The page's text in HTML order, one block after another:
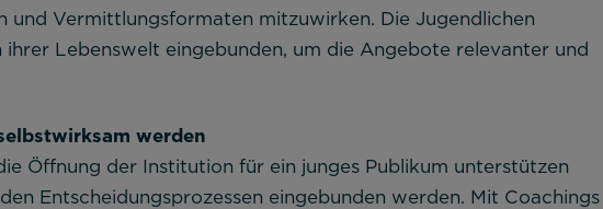
und Vermittlungsformaten mitzuwirken. Die Jugendlichen
ihrer Lebenswelt eingebunden, um die Angebote relevanter und
werden
Öffnung der Institution für ein junges Publikum unterstützen
Entscheidungsprozessen eingebunden werden. Mit Coachings